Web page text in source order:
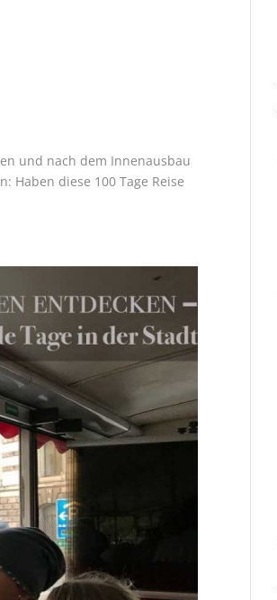
und nach dem Innenausbau
Haben diese 100 Tage Reise